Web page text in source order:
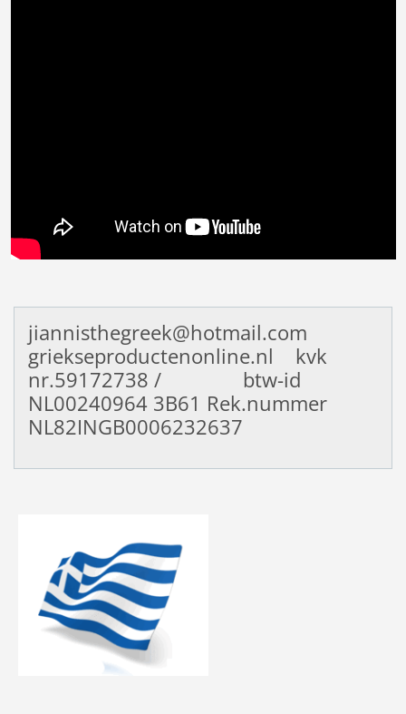
jiannisthegreek@hotmail.com
griekseproductenonline.nl kvk
nr.59172738 / btw-id
NL002409643B61 Rek.nummer
NL82INGB0006232637